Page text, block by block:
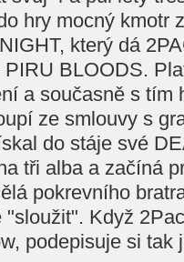
hry mocný kmotr
který dá
PIRU BLOODS.
a současně s tím
ze smlouvy s
do stáje své
tři alba a začíná
pokrevního
"sloužit". Když
podepisuje si tak